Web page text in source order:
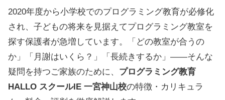
2020年度から小学校でのプログラミング教育が必修化
され、子どもの将来を見据えてプログラミング教室を
探す保護者が急増しています。「どの教室が合うの
か」「月謝はいくら？」「長続きするか」——そんな
疑問を持つご家族のために、 プログラミング教育
HALLO スクールIE 一宮神山校の特徴・カリキュラ